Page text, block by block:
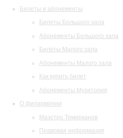
Билеты и абонементы
Билеты Большого зала
Абонементы Большого зала
Билеты Малого зала
Абонементы Малого зала
Как купить билет
Абонементы Музитория
О филармонии
Маэстро Темирканов
Правовая информация